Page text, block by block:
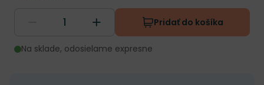
Pridať do košíka
Na sklade, odosielame expresne